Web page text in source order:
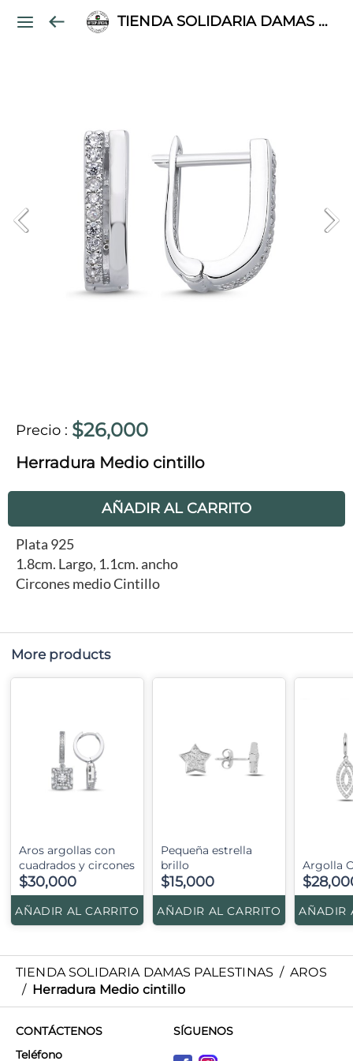
TIENDA SOLIDARIA DAMAS PALESTINAS
Precio : $26,000
Herradura Medio cintillo
AÑADIR AL CARRITO
Plata 925
1.8cm. Largo, 1.1cm. ancho
Circones medio Cintillo
More products
Aros argollas con
cuadrados y circones
$30,000
AÑADIR AL CARRITO
Pequeña estrella
brillo
$15,000
AÑADIR AL CARRITO
Argolla
AÑADIR
TIENDA SOLIDARIA DAMAS PALESTINAS / AROS
/ Herradura Medio cintillo
CONTÁCTENOS
Teléfono
SÍGUENOS